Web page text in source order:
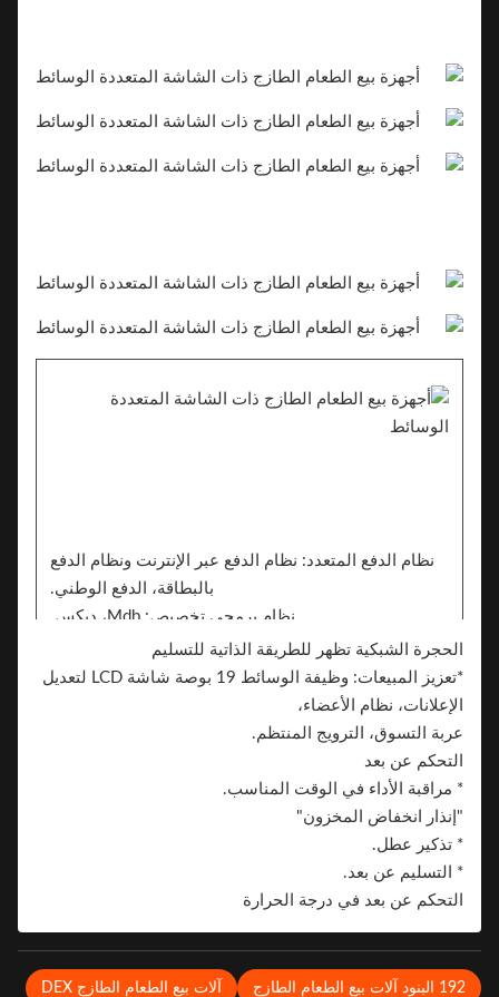
نظام الدفع المتعدد: نظام الدفع عبر الإنترنت ونظام الدفع
بالبطاقة، الدفع الوطني.
نظام برمجي تخصيص: Mdb، ديكس.
رف مرن: المسافة، الارتفاع، الكمية.
اللغة.
ملصق. يمكن للجانبين إضافة ملصق لعلامة تجارية
الحجرة الشبكية تظهر للطريقة الذاتية للتسليم
*تعزيز المبيعات: وظيفة الوسائط 19 بوصة شاشة LCD لتعديل
الإعلانات، نظام الأعضاء،
عربة التسوق، الترويج المنتظم.
التحكم عن بعد
* مراقبة الأداء في الوقت المناسب.
"إنذار انخفاض المخزون"
* تذكير عطل.
* التسليم عن بعد.
التحكم عن بعد في درجة الحرارة
آلات بيع الطعام الطازج آلات بيع الطعام الطازج DEX